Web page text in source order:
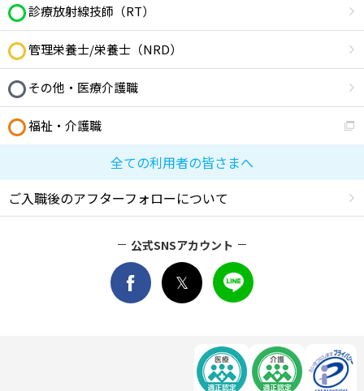
診療放射線技師（RT）
管理栄養士/栄養士（NRD）
その他・医療介護職
福祉・介護職
全ての利用者の皆さまへ
ご入職後のアフターフォローについて
公式SNSアカウント